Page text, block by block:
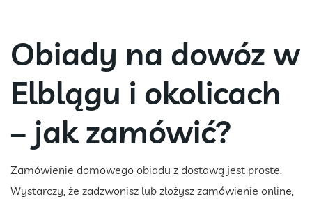
Obiady na dowóz w
Elblągu i okolicach
– jak zamówić?
Zamówienie domowego obiadu z dostawą jest proste.
Wystarczy, że zadzwonisz lub złożysz zamówienie online,